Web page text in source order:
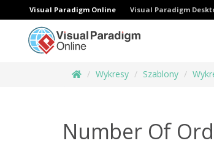
Visual Paradigm Online Visual Paradigm
Wykresy Szablony
Number Of